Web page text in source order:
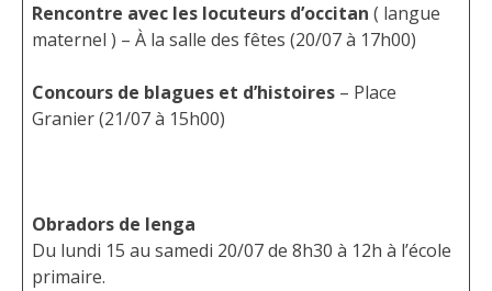
Rencontre avec les locuteurs d’occitan ( langue
maternel ) – À la salle des fêtes (20/07 à 17h00)
Concours de blagues et d’histoires – Place
Granier (21/07 à 15h00)
Obradors de lenga
Du lundi 15 au samedi 20/07 de 8h30 à 12h à l’école
primaire.